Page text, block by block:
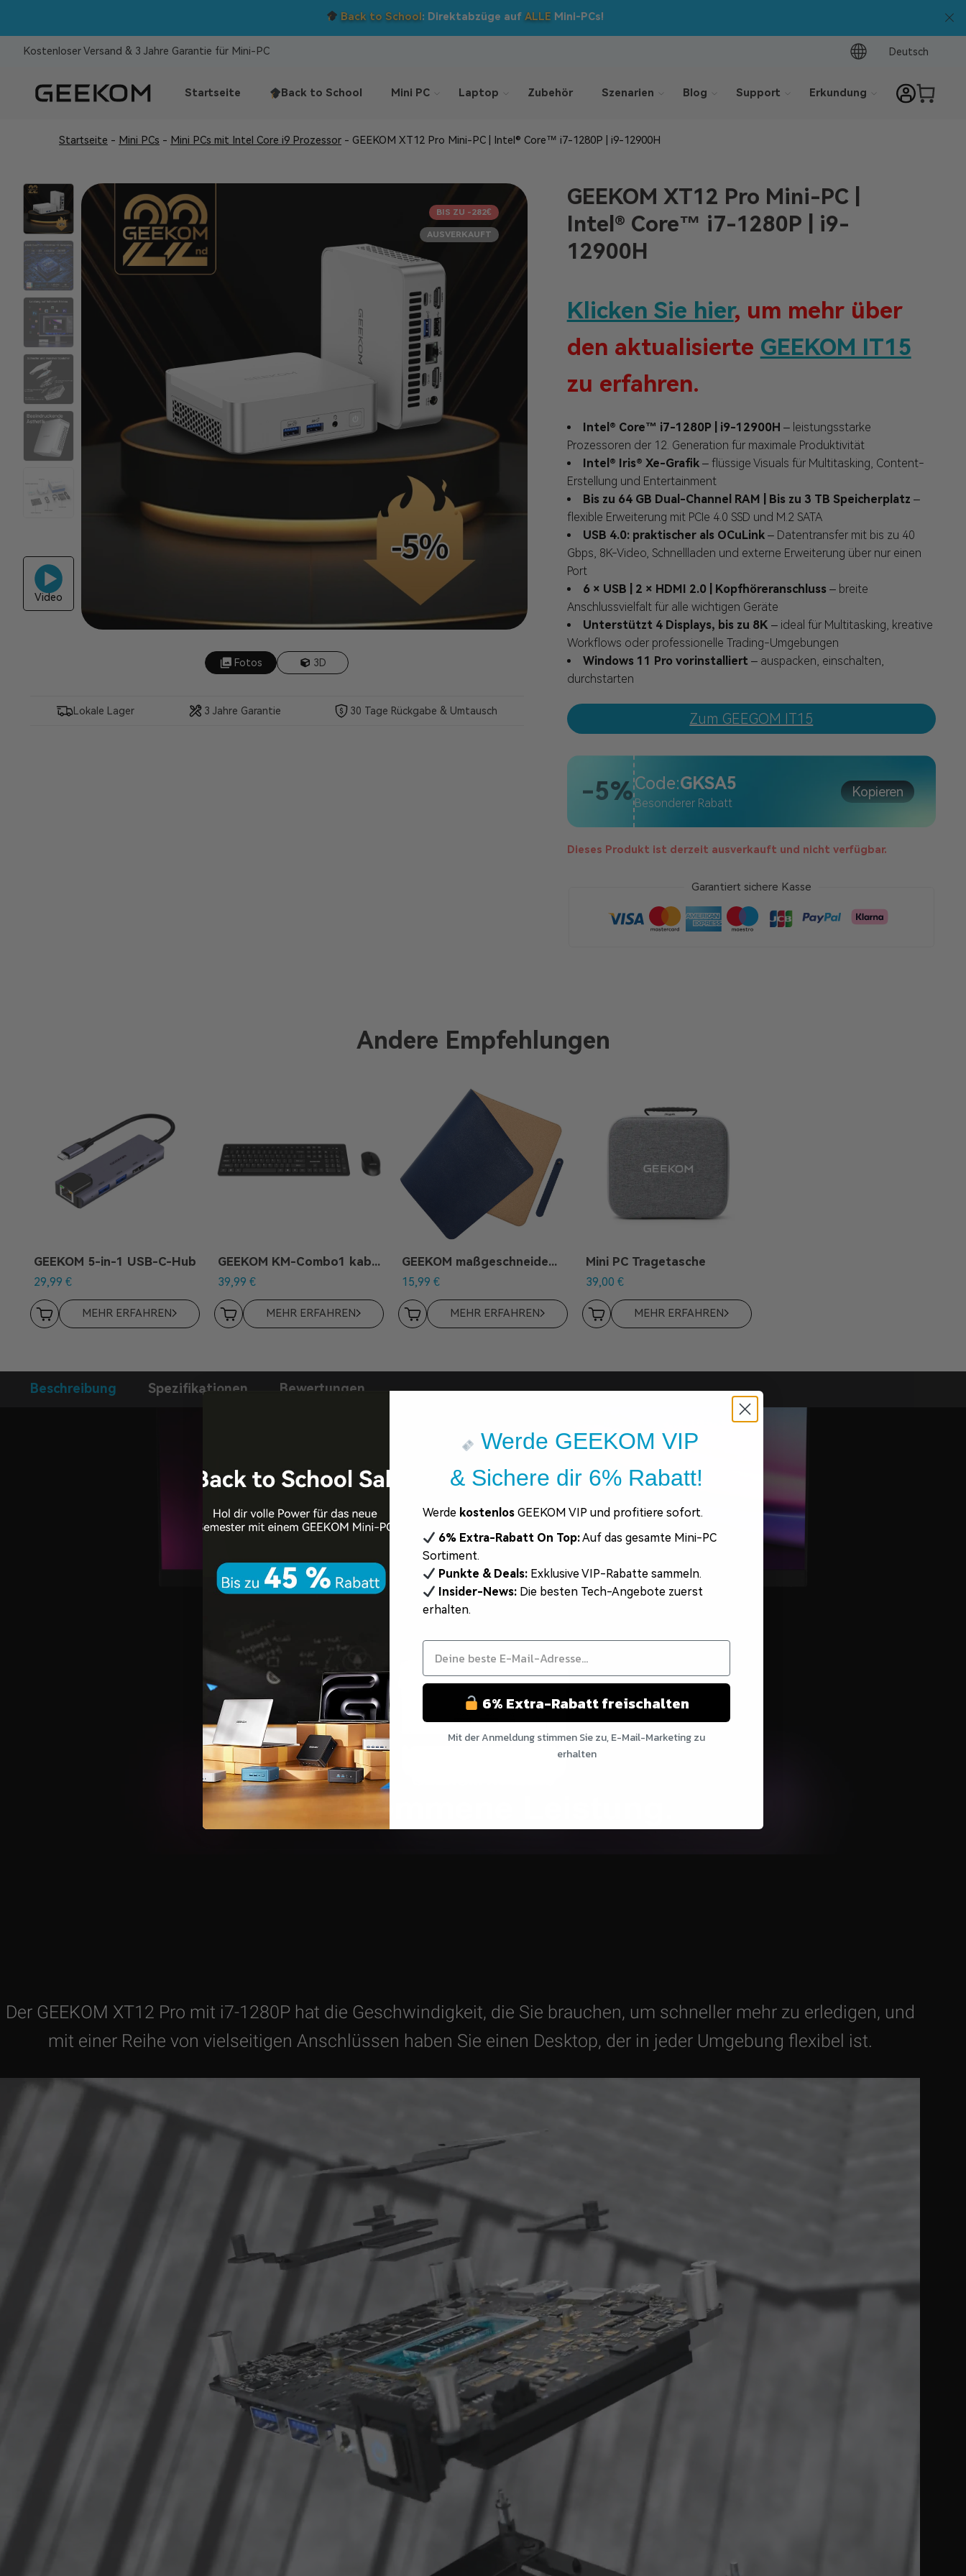
Back to School: Direktabzüge aufALLEMini-PCs!
Kostenloser Versand & 3 Jahre Garantie für Mini-PC Deutsch
Startseite Back to School Mini PC Laptop Zubehör Szenarien Blog Support Erkundung
Startseite - Mini PCs - Mini PCs mit Intel Core i9 Prozessor - GEEKOM XT12 Pro Mini-PC | Intel® Core™ i7-1280P | i9-12900H
BIS ZU -282€
AUSVERKAUFT
Video
Fotos 3D
Lokale Lager 3 Jahre Garantie 30 Tage Rückgabe & Umtausch
GEEKOM XT12 Pro Mini-PC |
Intel® Core™ i7-1280P | i9-
12900H
Klicken Sie hier, um mehr über
den aktualisierte GEEKOM IT15
zu erfahren.
Intel® Core™ i7-1280P | i9-12900H – leistungsstarke
Prozessoren der 12. Generation für maximale Produktivität
Intel® Iris® Xe-Grafik– flüssige Visuals für Multitasking, Content-
Erstellung und Entertainment
Bis zu 64 GB Dual-Channel RAM | Bis zu 3 TB Speicherplatz –
flexible Erweiterung mit PCIe 4.0 SSD und M.2 SATA
USB 4.0: praktischer als OCuLink– Datentransfer mit bis zu 40
Gbps, 8K-Video, Schnellladen und externe Erweiterung über nur einen
Port
6 × USB | 2 × HDMI 2.0 | Kopfhöreranschluss– breite
Anschlussvielfalt für alle wichtigen Geräte
Unterstützt 4 Displays, bis zu 8K – ideal für Multitasking, kreative
Workflows oder professionelle Trading-Umgebungen
Windows 11 Pro vorinstalliert – auspacken, einschalten,
durchstarten
Zum GEEGOM IT15
-5%Code:GKSA5
Besonderer Rabatt
Kopieren
Dieses Produkt ist derzeit ausverkauft und nicht verfügbar.
Garantiert sichere Kasse
Andere Empfehlungen
GEEKOM 5-in-1 USB-C-Hub
29,99 €
MEHR ERFAHREN
GEEKOM KM-Combo1 kabelloses Tastatur-Maus-Set
39,99 €
MEHR ERFAHREN
GEEKOM maßgeschneidertes Mauspad
15,99 €
MEHR ERFAHREN
Mini PC Tragetasche
39,00 €
MEHR ERFAHREN
Beschreibung Spezifikationen Bewertungen
Der GEEKOM XT12 Pro mit i7-1280P hat die Geschwindigkeit, die Sie brauchen, um schneller mehr zu erledigen, und
mit einer Reihe von vielseitigen Anschlüssen haben Sie einen Desktop, der in jeder Umgebung flexibel ist.
Werde GEEKOM VIP
& Sichere dir 6% Rabatt!
Werde kostenlos GEEKOM VIP und profitiere sofort.
6% Extra-Rabatt On Top:Auf das gesamte Mini-PC
Sortiment.
Punkte & Deals: Exklusive VIP-Rabatte sammeln.
Insider-News: Die besten Tech-Angebote zuerst
erhalten.
6% Extra-Rabatt freischalten
Mit der Anmeldung stimmen Sie zu, E-Mail-Marketing zu
erhalten